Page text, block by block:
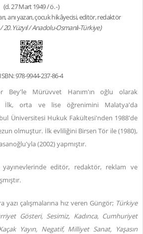
(d. 27 Mart 1949 / ö. -)
anı yazarı, çocuk hikâyecisi, editör, redaktör
20. Yüzyıl / Anadolu-Osmanlı-Türkiye)
ISBN: 978-9944-237-86-4
Bey'le Mürüvvet Hanım'ın oğlu olarak
İlk, orta ve lise öğrenimini Malatya'da
Üniversitesi Hukuk Fakültesi'nden 1988'de
olmuştur. İlk evliliğini Birsen Tör ile (1980),
(2002) yapmıştır.
editör, redaktör, reklam ve
çalışmalarına hız veren Güngör; Türkiye
Gösteri, Sesimiz, Kadınca, Cumhuriyet
Yayın, Negatif, Milliyet Sanat, Yaşasın